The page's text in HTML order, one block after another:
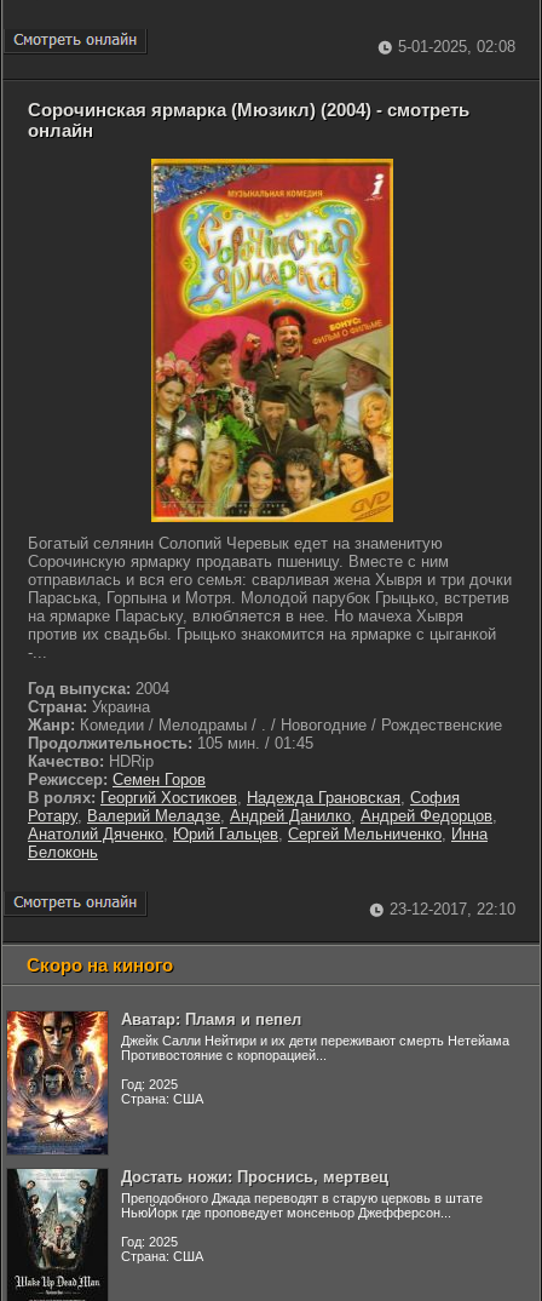
5-01-2025, 02:08
Сорочинская ярмарка (Мюзикл) (2004) - смотреть
онлайн
Богатый селянин Солопий Черевык едет на знаменитую
Сорочинскую ярмарку продавать пшеницу. Вместе с ним
отправилась и вся его семья: сварливая жена Хывря и три дочки
Параська, Горпына и Мотря. Молодой парубок Грыцько, встретив
на ярмарке Параську, влюбляется в нее. Но мачеха Хывря
против их свадьбы. Грыцько знакомится на ярмарке с цыганкой
-...
Год выпуска: 2004
Страна: Украина
Жанр: Комедии / Мелодрамы / . / Новогодние / Рождественские
Продолжительность: 105 мин. / 01:45
Качество: HDRip
Режиссер: Семен Горов
В ролях: Георгий Хостикоев, Надежда Грановская, София
Ротару, Валерий Меладзе, Андрей Данилко, Андрей Федорцов,
Анатолий Дяченко, Юрий Гальцев, Сергей Мельниченко, Инна
Белоконь
23-12-2017, 22:10
Скоро на киного
Аватар: Пламя и пепел
Джейк Салли Нейтири и их дети переживают смерть Нетейама
Противостояние с корпорацией...
Год: 2025
Страна: США
Достать ножи: Проснись, мертвец
Преподобного Джада переводят в старую церковь в штате
НьюЙорк где проповедует монсеньор Джефферсон...
Год: 2025
Страна: США